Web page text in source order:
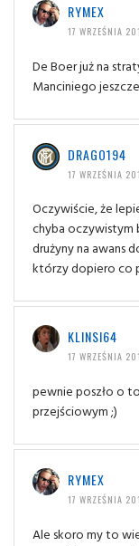
RYMEX
17 WRZEŚNIA
De Boer już na
Manciniego
DRAGO194
17 WRZEŚNIA
Oczywiście, że
chyba oczywistym
drużyny na awans
którzy dopiero co
KLINSI64
17 WRZEŚNIA
pewnie poszło o
przejściowym ;)
RYMEX
17 WRZEŚNIA
Ale skoro my to